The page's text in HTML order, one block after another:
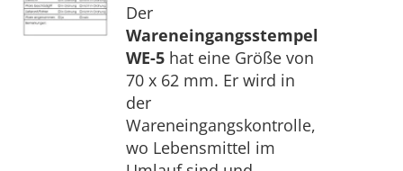
Der
Wareneingangsstempel
WE-5 hat eine Größe von
70 x 62 mm. Er wird in
der
Wareneingangskontrolle,
wo Lebensmittel im